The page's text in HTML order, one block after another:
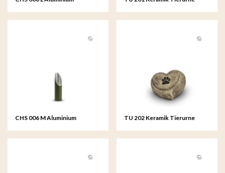
CHS 006 M Aluminium
TU 202 Keramik Tierurne